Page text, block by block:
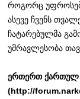
როგორც
ასევე ჩვენს
ჩატარებულმა
უმრავლესობა
ერთერთ ქართულ
(http://